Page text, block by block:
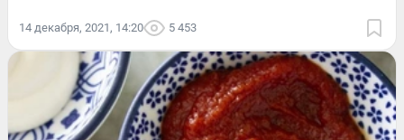
14 декабря, 2021, 14:20 5 453